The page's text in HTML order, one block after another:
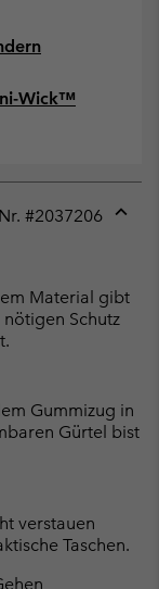
Wick™
Nr. #2037206
Material gibt
Schutz
Gummizug in
Gürtel bist
verstauen
Taschen.